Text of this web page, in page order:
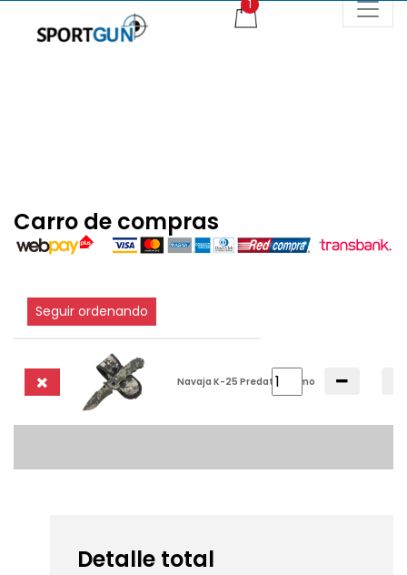
Carro de compras
Seguir ordenando
Navaja K-25 Predator Camo
Detalle total